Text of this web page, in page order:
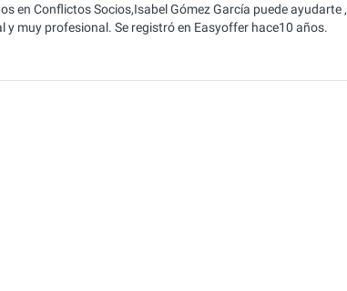
en Conflictos Socios,Isabel Gómez García puede ayudarte ,
y muy profesional. Se registró en Easyoffer hace10 años.